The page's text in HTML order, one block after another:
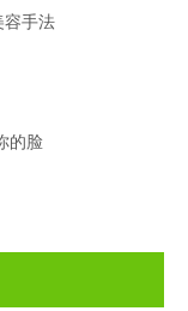
手法
的脸